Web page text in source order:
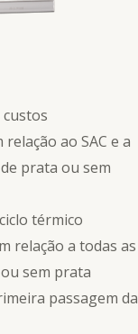
custos
ao SAC e a
prata ou sem
térmico
relação a todas as
sem prata
passagem da